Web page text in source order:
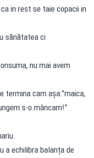
in rest se taie copacii in
sănătatea ci
nu mai avem
termina cam așa:”maica,
s-o mâncam!”
a echilibra balanța de